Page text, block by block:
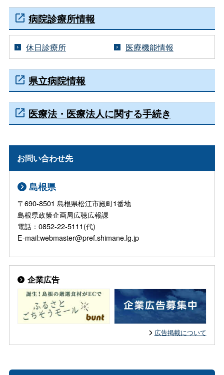
病院診療所情報
休日診療所 医療機能情報
県立病院情報
医療法・医療法人に関する手続き
お問い合わせ先
島根県
〒690-8501 島根県松江市殿町1番地
島根県政策企画局広聴広報課
電話：0852-22-5111(代)
E-mail:webmaster@pref.shimane.lg.jp
企業広告
広告掲載について